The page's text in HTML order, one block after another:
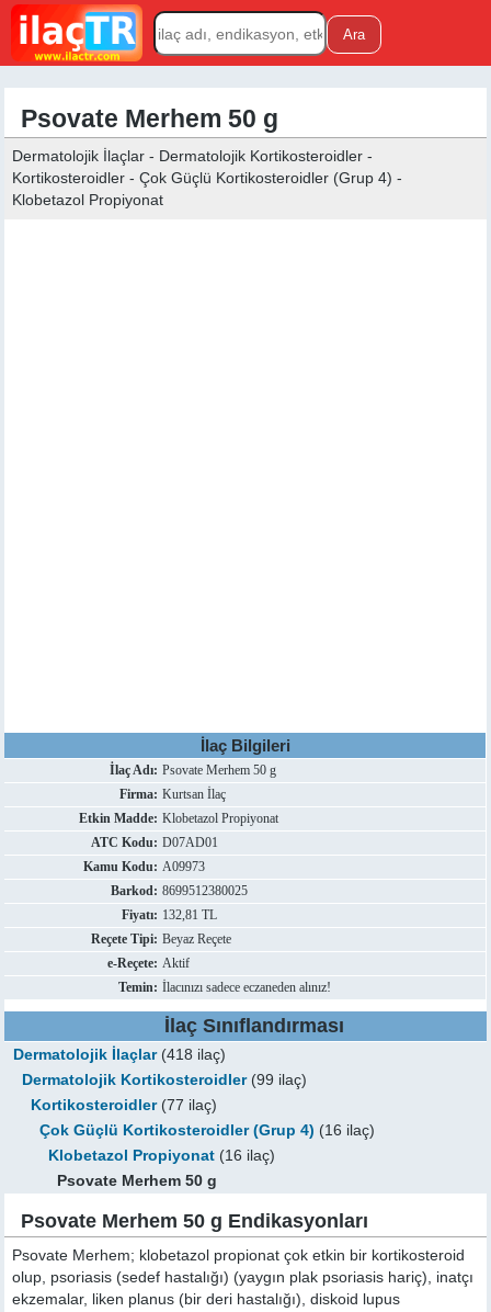
Psovate Merhem 50 g
Dermatolojik İlaçlar - Dermatolojik Kortikosteroidler -
Kortikosteroidler - Çok Güçlü Kortikosteroidler (Grup 4) -
Klobetazol Propiyonat
İlaç Bilgileri
İlaç Adı: Psovate Merhem 50 g
Firma: Kurtsan İlaç
Etkin Madde: Klobetazol Propiyonat
ATC Kodu: D07AD01
Kamu Kodu: A09973
Barkod: 8699512380025
Fiyatı: 132,81 TL
Reçete Tipi: Beyaz Reçete
e-Reçete: Aktif
Temin: İlacınızı sadece eczaneden alınız!
İlaç Sınıflandırması
Dermatolojik İlaçlar(418 ilaç)
Dermatolojik Kortikosteroidler(99 ilaç)
Kortikosteroidler(77 ilaç)
Çok Güçlü Kortikosteroidler (Grup 4) (16 ilaç)
Klobetazol Propiyonat (16 ilaç)
Psovate Merhem 50 g
Psovate Merhem 50 g Endikasyonları
Psovate Merhem; klobetazol propionat çok etkin bir kortikosteroid
olup, psoriasis (sedef hastalığı) (yaygın plak psoriasis hariç), inatçı
ekzemalar, liken planus (bir deri hastalığı), diskoid lupus